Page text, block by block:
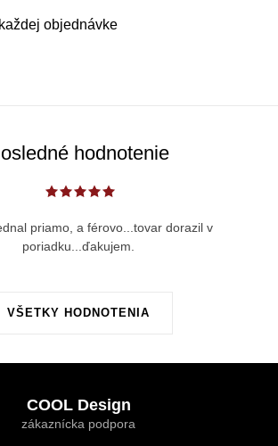
objednávke
hodnotenie
VŠETKY HODNOTENIA
priamo, a férovo...tovar dorazil v
poriadku...ďakujem.
COOL Design